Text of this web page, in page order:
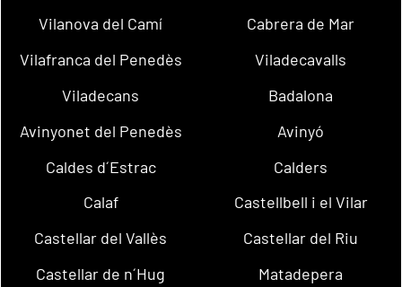
Vilanova del Camí
Cabrera de Mar
Vilafranca del Penedès
Viladecavalls
Viladecans
Badalona
Avinyonet del Penedès
Avinyó
Caldes d´Estrac
Calders
Calaf
Castellbell i el Vilar
Castellar del Vallès
Castellar del Riu
Castellar de n´Hug
Matadepera